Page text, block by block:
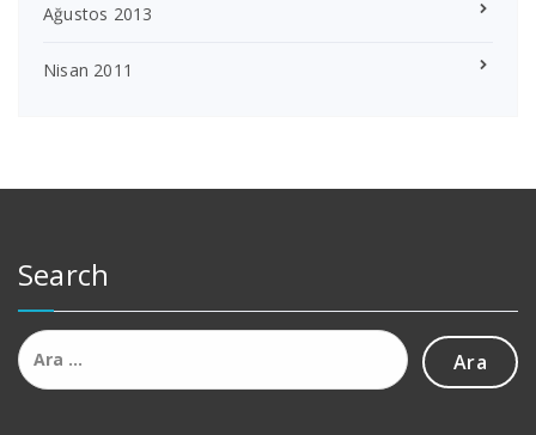
Ağustos 2013
Nisan 2011
Search
Arama: